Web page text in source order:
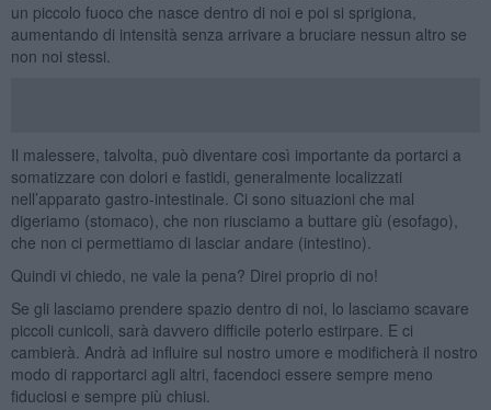
un piccolo fuoco che nasce dentro di noi e poi si sprigiona,
aumentando di intensità senza arrivare a bruciare nessun altro se
non noi stessi.
Il malessere, talvolta, può diventare così importante da portarci a
somatizzare con dolori e fastidi, generalmente localizzati
nell’apparato gastro-intestinale. Ci sono situazioni che mal
digeriamo (stomaco), che non riusciamo a buttare giù (esofago),
che non ci permettiamo di lasciar andare (intestino).
Quindi vi chiedo, ne vale la pena? Direi proprio di no!
Se gli lasciamo prendere spazio dentro di noi, lo lasciamo scavare
piccoli cunicoli, sarà davvero difficile poterlo estirpare. E ci
cambierà. Andrà ad influire sul nostro umore e modificherà il nostro
modo di rapportarci agli altri, facendoci essere sempre meno
fiduciosi e sempre più chiusi.